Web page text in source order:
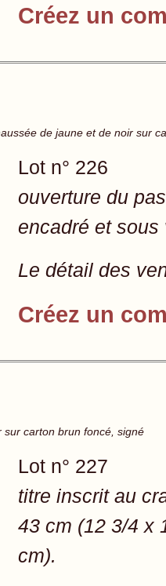
Créez un
de jaune et de noir sur
Lot n° 226
ouverture du
encadré et sous
Le détail des
Créez un
sur carton brun foncé, signé
Lot n° 227
titre inscrit au
43 cm (12 3/4 x
cm).